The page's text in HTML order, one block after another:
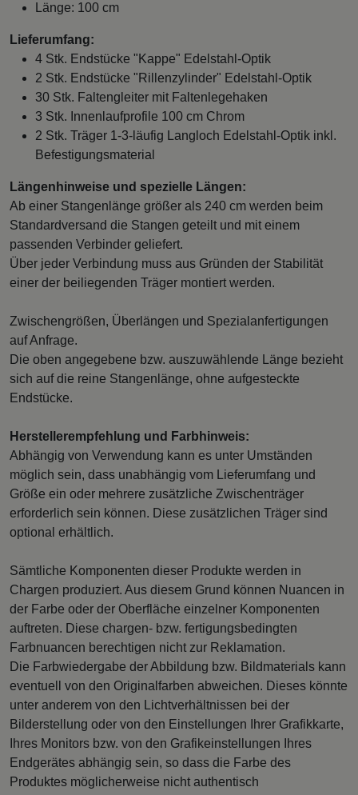
Länge: 100 cm
Lieferumfang:
4 Stk. Endstücke "Kappe" Edelstahl-Optik
2 Stk. Endstücke "Rillenzylinder" Edelstahl-Optik
30 Stk. Faltengleiter mit Faltenlegehaken
3 Stk. Innenlaufprofile 100 cm Chrom
2 Stk. Träger 1-3-läufig Langloch Edelstahl-Optik inkl.
Befestigungsmaterial
Längenhinweise und spezielle Längen:
Ab einer Stangenlänge größer als 240 cm werden beim
Standardversand die Stangen geteilt und mit einem
passenden Verbinder geliefert.
Über jeder Verbindung muss aus Gründen der Stabilität
einer der beiliegenden Träger montiert werden.
Zwischengrößen, Überlängen und Spezialanfertigungen
auf Anfrage.
Die oben angegebene bzw. auszuwählende Länge bezieht
sich auf die reine Stangenlänge, ohne aufgesteckte
Endstücke.
Herstellerempfehlung und Farbhinweis:
Abhängig von Verwendung kann es unter Umständen
möglich sein, dass unabhängig vom Lieferumfang und
Größe ein oder mehrere zusätzliche Zwischenträger
erforderlich sein können. Diese zusätzlichen Träger sind
optional erhältlich.
Sämtliche Komponenten dieser Produkte werden in
Chargen produziert. Aus diesem Grund können Nuancen in
der Farbe oder der Oberfläche einzelner Komponenten
auftreten. Diese chargen- bzw. fertigungsbedingten
Farbnuancen berechtigen nicht zur Reklamation.
Die Farbwiedergabe der Abbildung bzw. Bildmaterials kann
eventuell von den Originalfarben abweichen. Dieses könnte
unter anderem von den Lichtverhältnissen bei der
Bilderstellung oder von den Einstellungen Ihrer Grafikkarte,
Ihres Monitors bzw. von den Grafikeinstellungen Ihres
Endgerätes abhängig sein, so dass die Farbe des
Produktes möglicherweise nicht authentisch